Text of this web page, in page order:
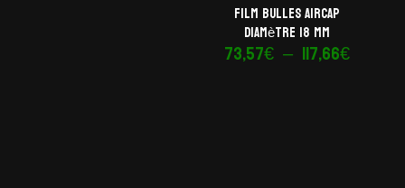
Film bulles AirCap
diamètre 18 mm
73,57€ – 117,66€Plage